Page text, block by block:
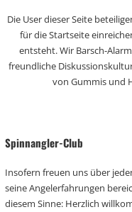
Die User dieser Seite
für die Startseite
entsteht. Wir Barsch-
freundliche
von Gummis und
Spinnangler-Club
Insofern freuen uns über
seine Angelerfahrungen
diesem Sinne: Herzlich